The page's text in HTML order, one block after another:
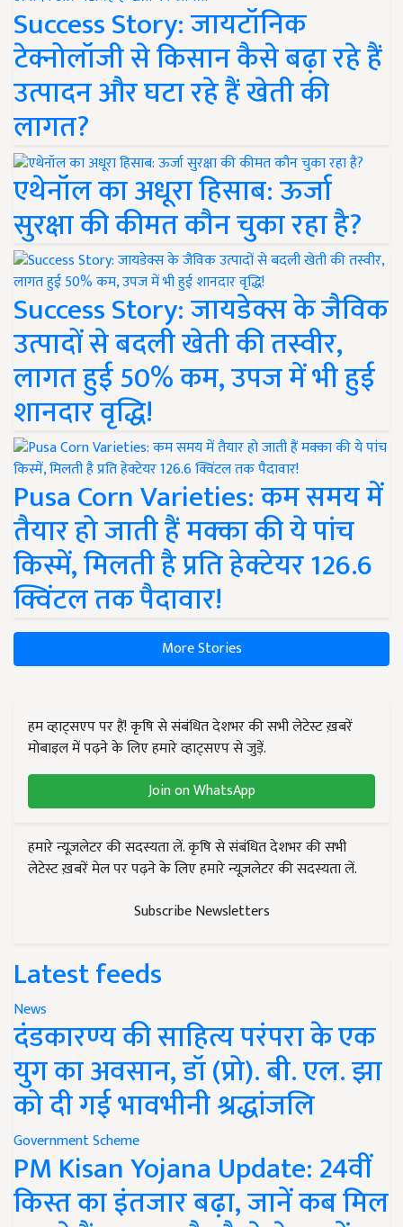
Success Story: जायटॉनिक
टेक्नोलॉजी से किसान कैसे बढ़ा रहे हैं
उत्पादन और घटा रहे हैं खेती की
लागत?
एथेनॉल का अधूरा हिसाब: ऊर्जा
सुरक्षा की कीमत कौन चुका रहा है?
Success Story: जायडेक्स के जैविक
उत्पादों से बदली खेती की तस्वीर,
लागत हुई 50% कम, उपज में भी हुई
शानदार वृद्धि!
Pusa Corn Varieties: कम समय में
तैयार हो जाती हैं मक्का की ये पांच
किस्में, मिलती है प्रति हेक्टेयर 126.6
क्विंटल तक पैदावार!
More Stories
हम व्हाट्सएप पर हैं! कृषि से संबंधित देशभर की सभी लेटेस्ट ख़बरें
मोबाइल में पढ़ने के लिए हमारे व्हाट्सएप से जुड़ें.
Join on WhatsApp
हमारे न्यूज़लेटर की सदस्यता लें. कृषि से संबंधित देशभर की सभी
लेटेस्ट ख़बरें मेल पर पढ़ने के लिए हमारे न्यूज़लेटर की सदस्यता लें.
Subscribe Newsletters
Latest feeds
News
दंडकारण्य की साहित्य परंपरा के एक
युग का अवसान, डॉ (प्रो). बी. एल. झा
को दी गई भावभीनी श्रद्धांजलि
Government Scheme
PM Kisan Yojana Update: 24वीं
किस्त का इंतजार बढ़ा, जानें कब मिल